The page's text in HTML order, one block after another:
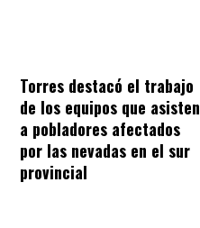
Torres destacó el trabajo
de los equipos que asisten
a pobladores afectados
por las nevadas en el sur
provincial